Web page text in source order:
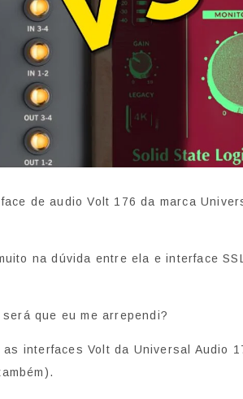
de audio Volt 176 da marca
na dúvida entre ela e interface
que eu me arrependi?
interfaces Volt da Universal Audio